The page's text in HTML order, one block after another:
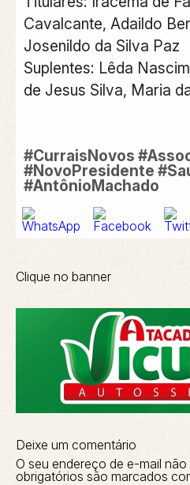
Cavalcante, Adaildo
Josenildo da Silva Paz
Suplentes: Lêda
de Jesus Silva, Maria
#CurraisNovos
#NovoPresidente
#AntônioMachado
Clique no banner
Deixe um comentário
O seu endereço de e-mail
obrigatórios são marcados